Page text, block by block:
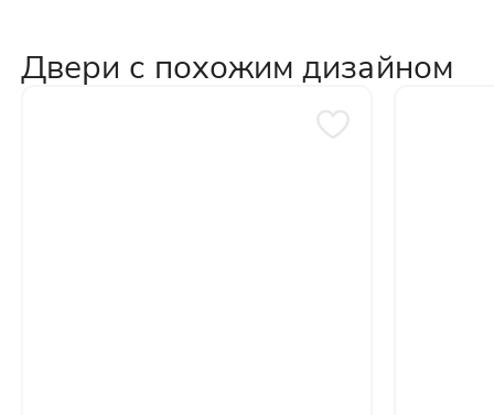
Двери с похожим дизайном